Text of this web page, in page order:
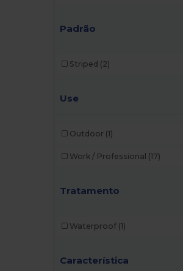
Padrão
Striped (2)
Use
Outdoor (1)
Work / Professional (17)
Tratamento
Waterproof (1)
Característica